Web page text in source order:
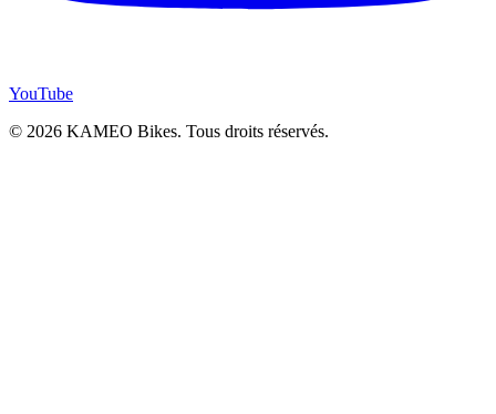
YouTube
© 2026 KAMEO Bikes. Tous droits réservés.